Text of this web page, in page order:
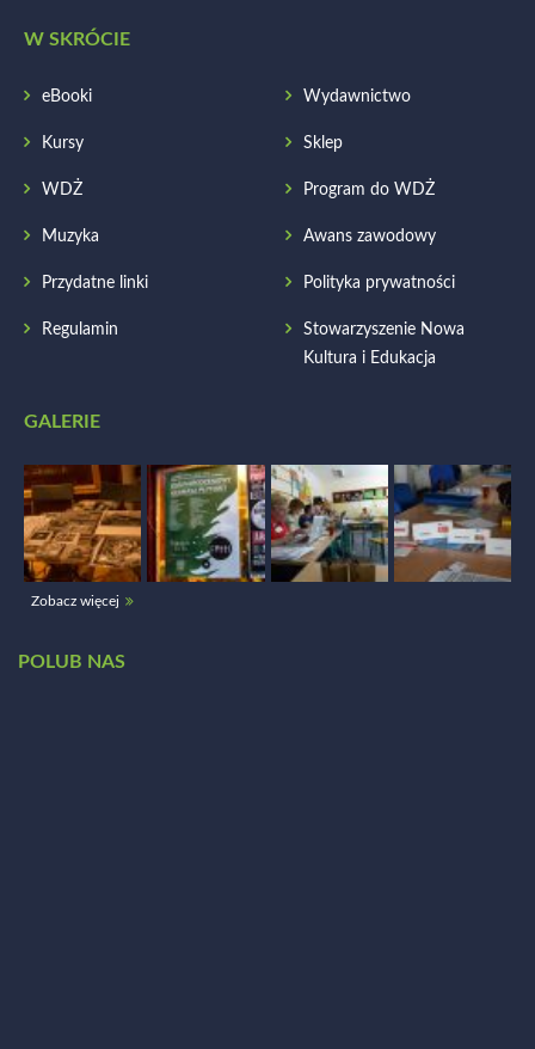
W SKRÓCIE
eBooki Wydawnictwo
Kursy Sklep
WDŻ Program do WDŻ
Muzyka Awans zawodowy
Przydatne linki Polityka prywatności
Regulamin
Stowarzyszenie Nowa
Kultura i Edukacja
GALERIE
Zobacz więcej
POLUB NAS